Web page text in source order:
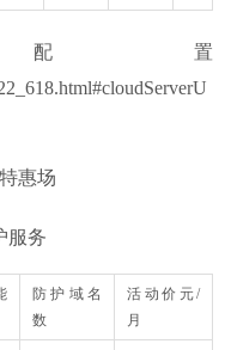
置
惠场
服务
防护域名
数
活动价元/
月